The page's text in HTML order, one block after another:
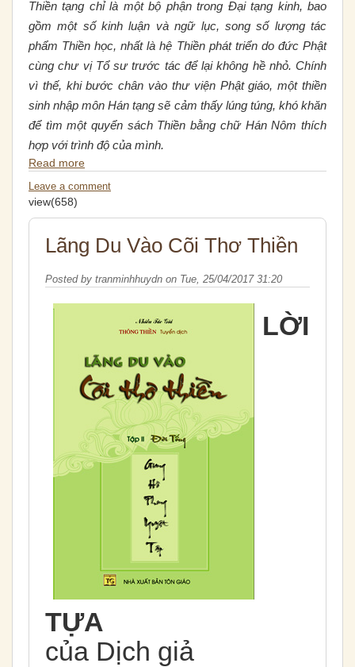
Thiền tạng chỉ là một bộ phận trong Đại tạng kinh, bao
gồm một số kinh luận và ngữ lục, song số lượng tác
phẩm Thiền học, nhất là hệ Thiền phát triển do đức Phật
cùng chư vị Tổ sư trước tác để lại không hề nhỏ. Chính
vì thế, khi bước chân vào thư viện Phật giáo, một thiền
sinh nhập môn Hán tạng sẽ cảm thấy lúng túng, khó khăn
để tìm một quyển sách Thiền bằng chữ Hán Nôm thích
hợp với trình độ của mình.
Read more
Leave a comment
view(658)
Lãng Du Vào Cõi Thơ Thiền
Posted by tranminhhuydn on Tue, 25/04/2017 31:20
LỜI
TỰA
của Dịch giả